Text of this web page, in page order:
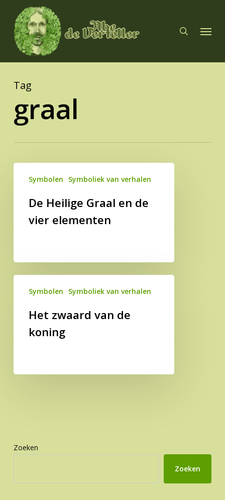
main
content
Menu
Tag
graal
HeiligeSymbolen Symboliek van verhalen
De Heilige Graal en de
vier elementen
zwaard
koning
Symbolen Symboliek van verhalen
Het zwaard van de
koning
Zoeken
Zoeken